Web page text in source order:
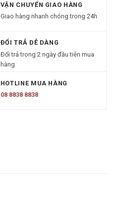
VẬN CHUYỂN GIAO HÀNG
Giao hàng nhanh chóng trong 24h
ĐỔI TRẢ DỄ DÀNG
Đổi trả trong 2 ngày đầu tiên mua
hàng
HOTLINE MUA HÀNG
08 8838 8838